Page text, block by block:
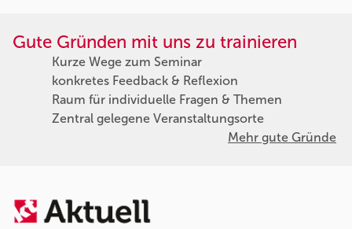
Gute Gründen mit uns zu trainieren
Kurze Wege zum Seminar
konkretes Feedback & Reflexion
Raum für individuelle Fragen & Themen
Zentral gelegene Veranstaltungsorte
Mehr gute Gründe